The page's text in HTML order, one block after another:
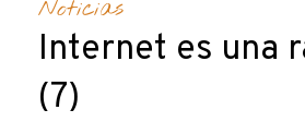
Noticias
Internet es una
(7)